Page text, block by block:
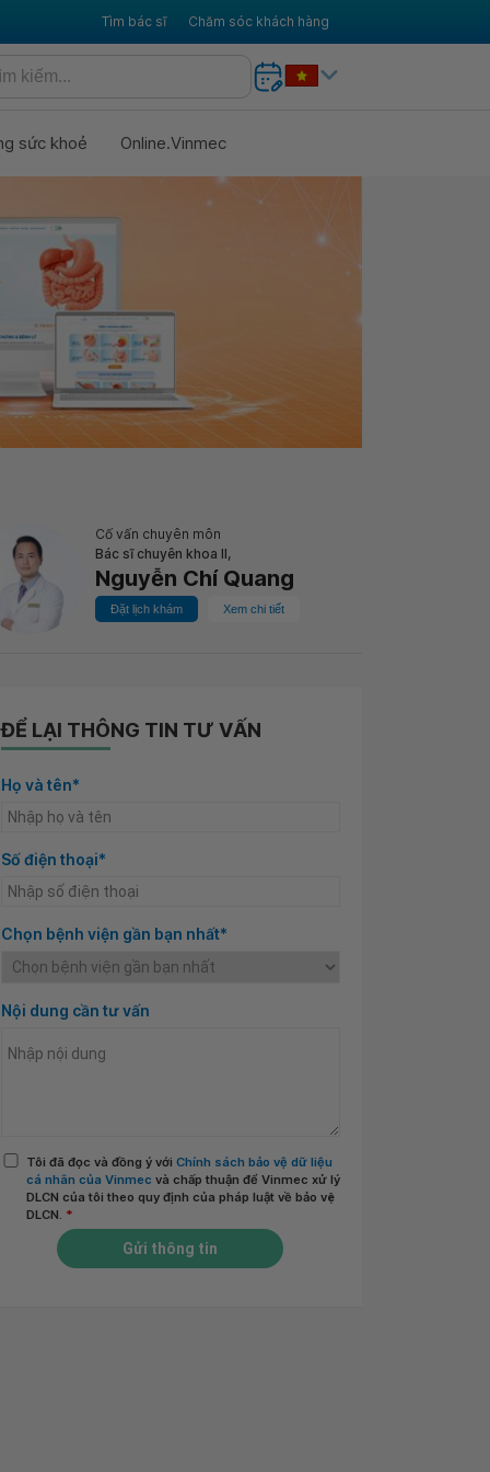
Tìm bác sĩ Chăm sóc khách hàng
sức khoẻ Online.Vinmec
Cố vấn chuyên môn
Bác sĩ chuyên khoa II,
Nguyễn Chí Quang
Đặt lịch khám Xem chi tiết
ĐỂ LẠI THÔNG TIN TƯ VẤN
Họ và tên*
Số điện thoại*
Chọn bệnh viện gần bạn nhất*
Nội dung cần tư vấn
Tôi đã đọc và đồng ý với Chính sách bảo vệ dữ liệu
cá nhân của Vinmec và chấp thuận để Vinmec xử lý
DLCN của tôi theo quy định của pháp luật về bảo vệ
DLCN. *
Gửi thông tin